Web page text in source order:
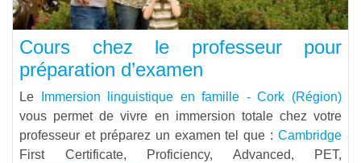
Cours chez le professeur pour
préparation d’examen
Le
Immersion linguistique en famille - Cork (Région)
vous permet de vivre en immersion totale chez votre
professeur et préparez un examen tel que : Cambridge
First Certificate, Proficiency, Advanced, PET,